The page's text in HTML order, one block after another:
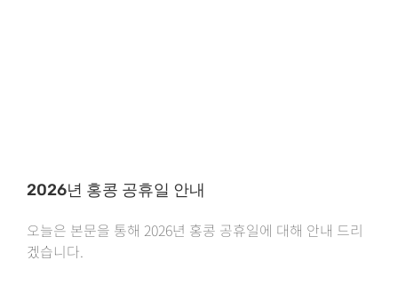
2026년 홍콩 공휴일 안내
오늘은 본문을 통해 2026년 홍콩 공휴일에 대해 안내 드리
겠습니다.